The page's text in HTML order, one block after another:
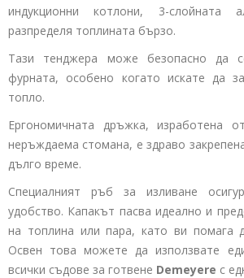
индукционни котлони, 3-слойната
разпределя топлината бързо.
Тази тенджера може безопасно да
фурната, особено когато искате да
топло.
Ергономичната дръжка, изработена
неръждаема стомана, е здраво
дълго време.
Специалният ръб за изливане
удобство. Капакът пасва идеално и
на топлина или пара, като ви помага
Освен това можете да използвате
всички съдове за готвене Demeyere с